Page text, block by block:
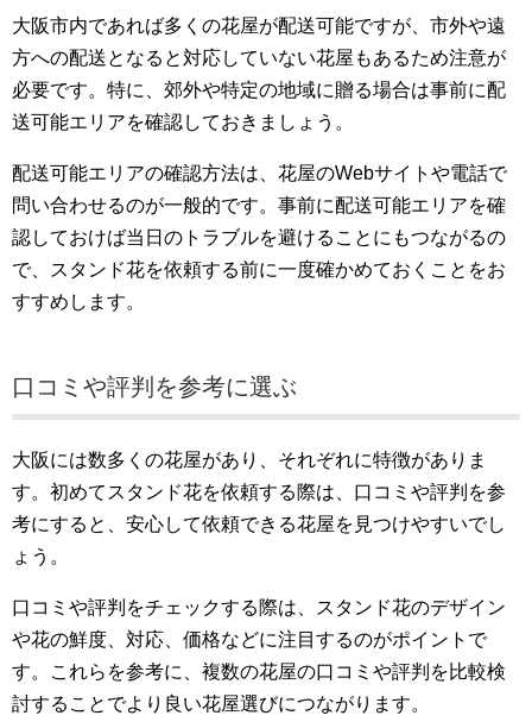
大阪市内であれば多くの花屋が配送可能ですが、市外や遠
方への配送となると対応していない花屋もあるため注意が
必要です。特に、郊外や特定の地域に贈る場合は事前に配
送可能エリアを確認しておきましょう。
配送可能エリアの確認方法は、花屋のWebサイトや電話で
問い合わせるのが一般的です。事前に配送可能エリアを確
認しておけば当日のトラブルを避けることにもつながるの
で、スタンド花を依頼する前に一度確かめておくことをお
すすめします。
口コミや評判を参考に選ぶ
大阪には数多くの花屋があり、それぞれに特徴がありま
す。初めてスタンド花を依頼する際は、口コミや評判を参
考にすると、安心して依頼できる花屋を見つけやすいでし
ょう。
口コミや評判をチェックする際は、スタンド花のデザイン
や花の鮮度、対応、価格などに注目するのがポイントで
す。これらを参考に、複数の花屋の口コミや評判を比較検
討することでより良い花屋選びにつながります。